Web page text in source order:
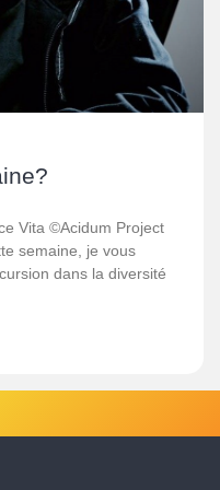
Vita ©Acidum Project
semaine, je vous
dans la diversité